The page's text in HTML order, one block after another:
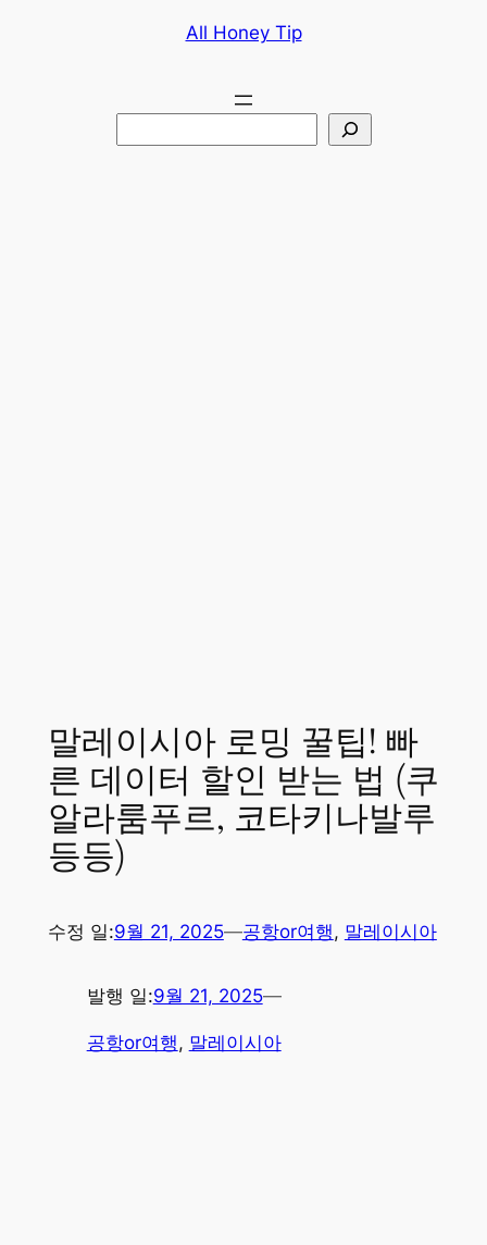
All Honey Tip
말레이시아 로밍 꿀팁! 빠
른 데이터 할인 받는 법 (쿠
알라룸푸르, 코타키나발루
등등)
수정 일:9월 21, 2025—공항or여행, 말레이시아
발행 일:9월 21, 2025—
공항or여행, 말레이시아